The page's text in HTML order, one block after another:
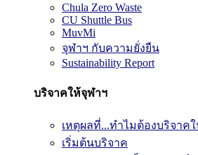
Chula Zero Waste
CU Shuttle Bus
MuvMi
จุฬาฯ กับความยั่งยืน
Sustainability Report
บริจาคให้จุฬาฯ
เหตุผลที่...ทำไมต้องบริจาค
เริ่มต้นบริจาค